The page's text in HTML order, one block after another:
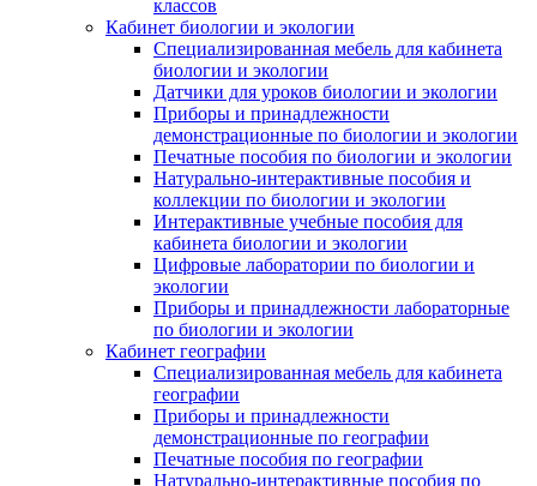
классов
Кабинет биологии и экологии
Специализированная мебель для кабинета
биологии и экологии
Датчики для уроков биологии и экологии
Приборы и принадлежности
демонстрационные по биологии и экологии
Печатные пособия по биологии и экологии
Натурально-интерактивные пособия и
коллекции по биологии и экологии
Интерактивные учебные пособия для
кабинета биологии и экологии
Цифровые лаборатории по биологии и
экологии
Приборы и принадлежности лабораторные
по биологии и экологии
Кабинет географии
Специализированная мебель для кабинета
географии
Приборы и принадлежности
демонстрационные по географии
Печатные пособия по географии
Натурально-интерактивные пособия по